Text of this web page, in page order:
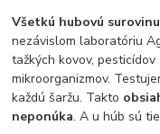
Všetkú hubovú surovinu
nezávislom laboratóriu
tažkých kovov,
mikroorganizmov.
každú šaržu. Takto
neponúka. A u húb sú